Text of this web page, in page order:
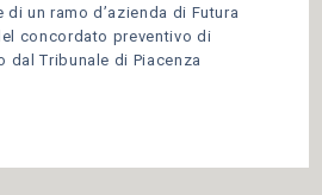
un ramo d’azienda di Futura
concordato preventivo di
dal Tribunale di Piacenza